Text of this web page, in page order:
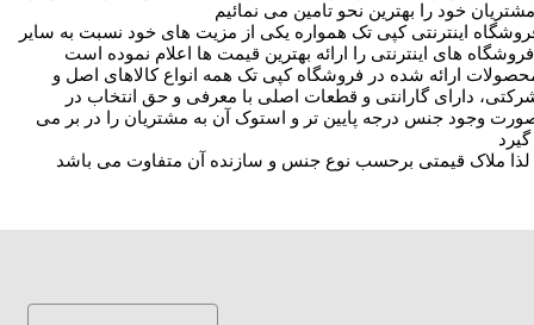
اینترنتی کپی تک همواره یکی از مزیت های خود نسبت به سایر
ارائه شده در فروشگاه کپی تک همه انواع کالاهای اصل و
دارای گارانتی و قطعات اصلی با معرفی و حق انتخاب در
وجود جنس درجه پایین تر و استوک آن به مشتریان را در بر می
.